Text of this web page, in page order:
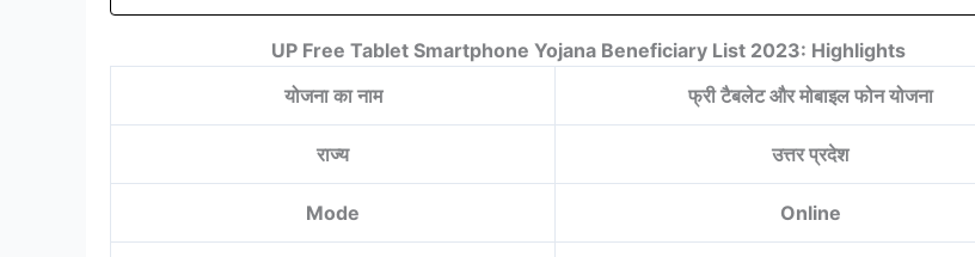
UP Free Tablet Smartphone Yojana Beneficiary List 2023: Highlights
योजना का नाम
फ्री टैबलेट और मोबाइल फोन योजना
राज्य उत्तर प्रदेश
Mode Online